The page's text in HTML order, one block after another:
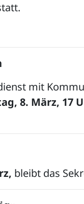
mit
8. März, 17
bleibt das